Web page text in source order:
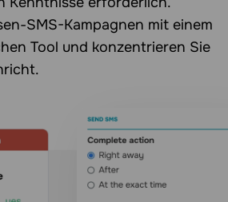
SMS-Kampagnen mit einem
Tool und konzentrieren Sie